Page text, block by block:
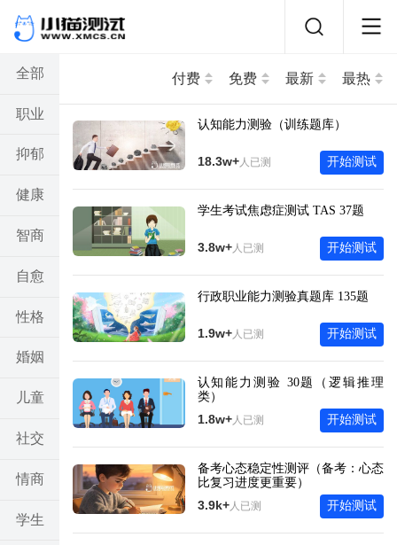
全部
职业
抑郁
健康
智商
自愈
性格
婚姻
儿童
社交
情商
学生
付费 免费 最新 最热
认知能力测验（训练题库）
开始测试
18.3w+人已测
学生考试焦虑症测试 TAS 37题
开始测试
3.8w+人已测
行政职业能力测验真题库 135题
开始测试
1.9w+人已测
认知能力测验 30题（逻辑推理
类）
开始测试
1.8w+人已测
备考心态稳定性测评（备考：心态
比复习进度更重要）
开始测试
3.9k+人已测